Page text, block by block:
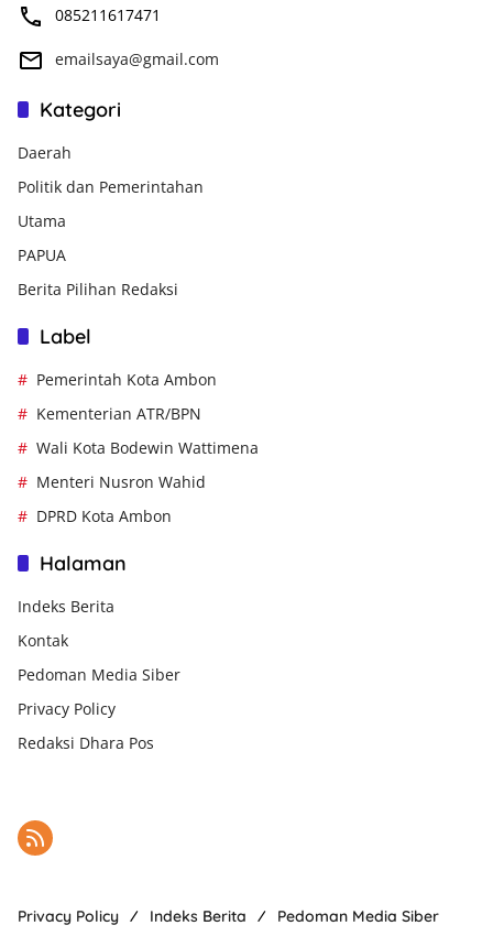
085211617471
emailsaya@gmail.com
Kategori
Daerah
Politik dan Pemerintahan
Utama
PAPUA
Berita Pilihan Redaksi
Label
Pemerintah Kota Ambon
Kementerian ATR/BPN
Wali Kota Bodewin Wattimena
Menteri Nusron Wahid
DPRD Kota Ambon
Halaman
Indeks Berita
Kontak
Pedoman Media Siber
Privacy Policy
Redaksi Dhara Pos
Privacy Policy Indeks Berita
Pedoman Media Siber